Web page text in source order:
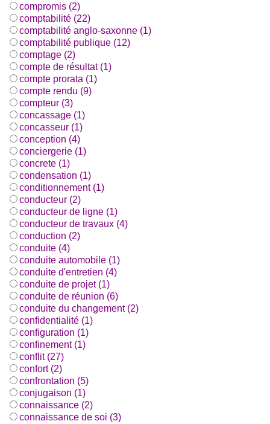
compromis (2)
comptabilité (22)
comptabilité anglo-saxonne (1)
comptabilité publique (12)
comptage (2)
compte de résultat (1)
compte prorata (1)
compte rendu (9)
compteur (3)
concassage (1)
concasseur (1)
conception (4)
conciergerie (1)
concrete (1)
condensation (1)
conditionnement (1)
conducteur (2)
conducteur de ligne (1)
conducteur de travaux (4)
conduction (2)
conduite (4)
conduite automobile (1)
conduite d'entretien (4)
conduite de projet (1)
conduite de réunion (6)
conduite du changement (2)
confidentialité (1)
configuration (1)
confinement (1)
conflit (27)
confort (2)
confrontation (5)
conjugaison (1)
connaissance (2)
connaissance de soi (3)